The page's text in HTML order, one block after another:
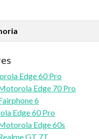
Edge 60 Pro
Edge 70 Pro
6
Edge 60 Pro
Edge 60s
GT 7T